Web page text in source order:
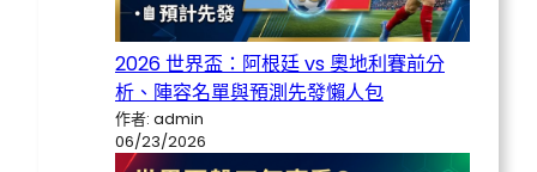
2026 世界盃：阿根廷 vs 奧地利賽前分
析、陣容名單與預測先發懶人包
作者: admin
06/23/2026